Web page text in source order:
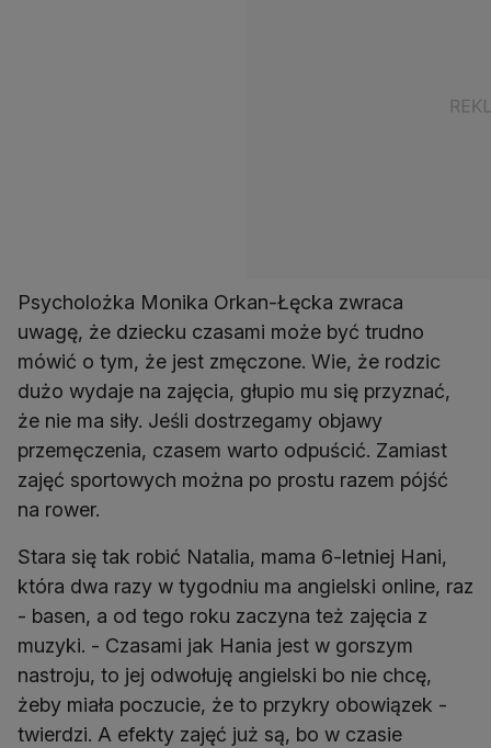
Psycholożka Monika Orkan-Łęcka zwraca
uwagę, że dziecku czasami może być trudno
mówić o tym, że jest zmęczone. Wie, że rodzic
dużo wydaje na zajęcia, głupio mu się przyznać,
że nie ma siły. Jeśli dostrzegamy objawy
przemęczenia, czasem warto odpuścić. Zamiast
zajęć sportowych można po prostu razem pójść
na rower.
Stara się tak robić Natalia, mama 6-letniej Hani,
która dwa razy w tygodniu ma angielski online, raz
- basen, a od tego roku zaczyna też zajęcia z
muzyki. - Czasami jak Hania jest w gorszym
nastroju, to jej odwołuję angielski bo nie chcę,
żeby miała poczucie, że to przykry obowiązek -
twierdzi. A efekty zajęć już są, bo w czasie